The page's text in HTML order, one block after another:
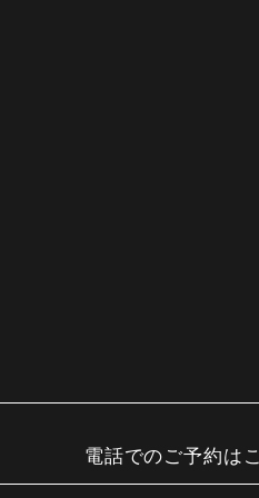
電話でのご予約は